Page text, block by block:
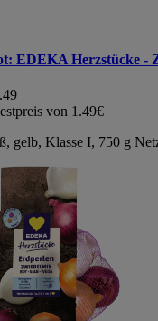
EDEKA Herzstücke -
von 1.49€
gelb, Klasse I, 750 g